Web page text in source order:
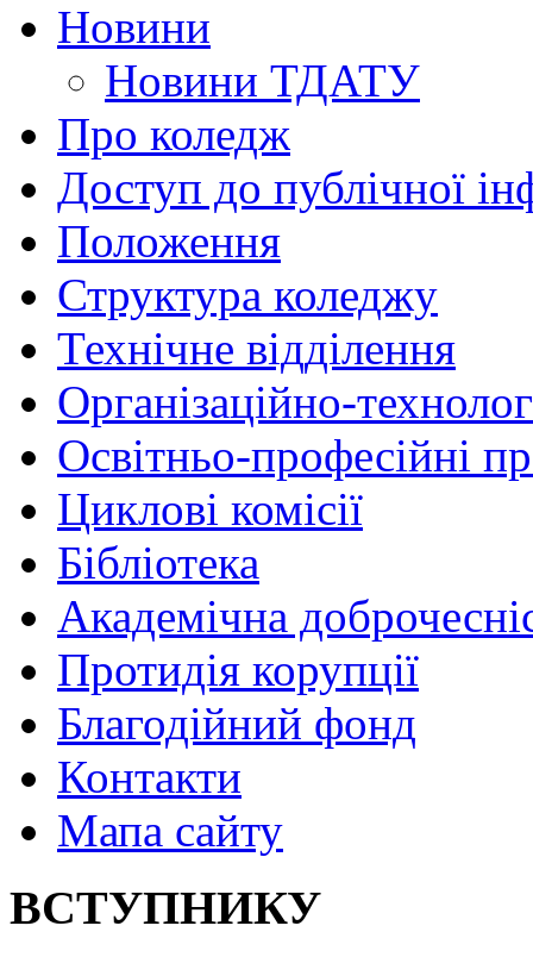
Новини
Новини ТДАТУ
Про коледж
Доступ до публічної
Положення
Структура коледжу
Технічне відділення
Організаційно-
Освітньо-професійні
Циклові комісії
Бібліотека
Академічна
Протидія корупції
Благодійний фонд
Контакти
Мапа сайту
ВСТУПНИКУ